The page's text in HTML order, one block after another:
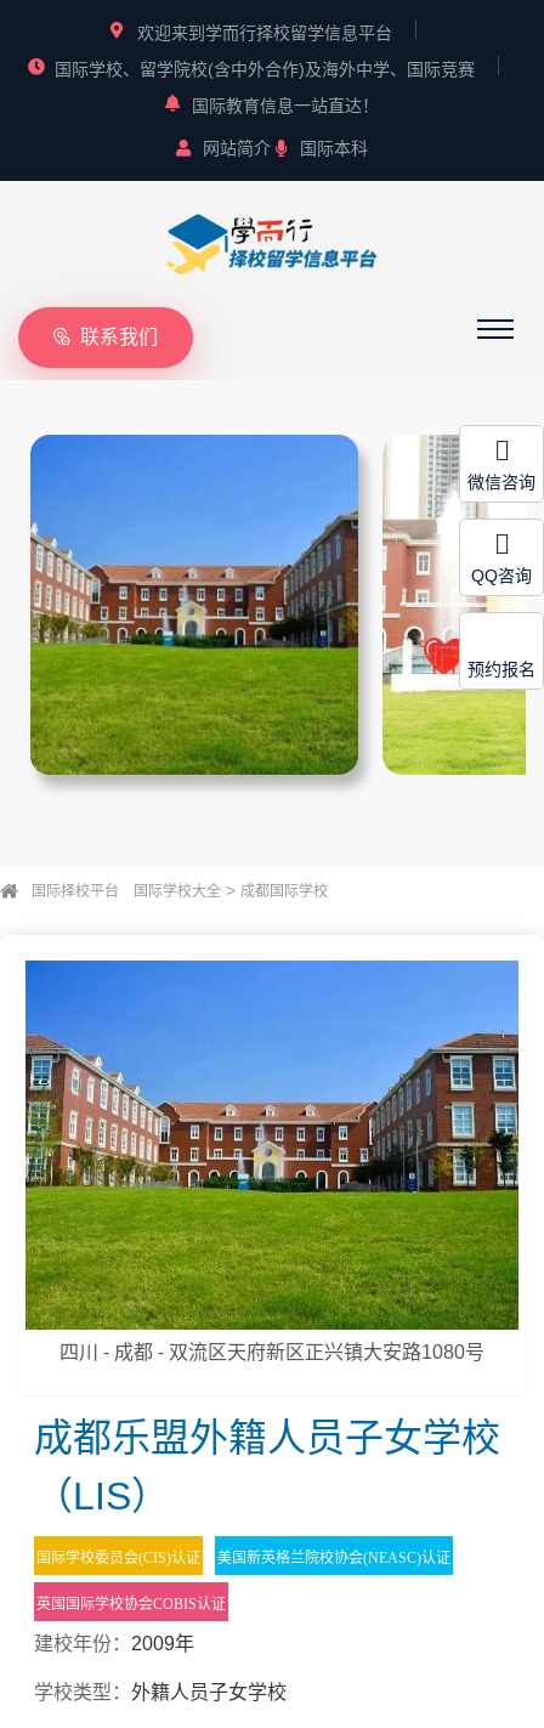
欢迎来到学而行择校留学信息平台
国际学校、留学院校(含中外合作)及海外中学、国际竞赛
国际教育信息一站直达！
网站简介 国际本科
联系我们
国际择校平台 国际学校大全 > 成都国际学校
四川 - 成都 - 双流区天府新区正兴镇大安路1080号
成都‌乐盟外籍人员子女学校
（LIS）
国际学校委员会(CIS)认证 美国新英格兰院校协会(NEASC)认证
英国国际学校协会COBIS认证
建校年份： 2009年
学校类型：外籍人员子女学校
微信咨询
QQ咨询
预约报名